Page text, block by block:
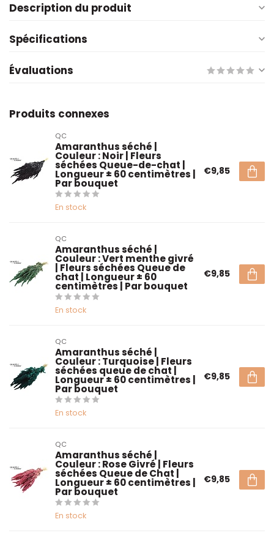
Description du produit
Spécifications
Évaluations
Produits connexes
QC
Amaranthus séché |
Couleur : Noir | Fleurs
séchées Queue-de-chat |
Longueur ± 60 centimètres |
Par bouquet
En stock
€9,85
QC
Amaranthus séché |
Couleur : Vert menthe givré
| Fleurs séchées Queue de
chat | Longueur ± 60
centimètres | Par bouquet
En stock
€9,85
QC
Amaranthus séché |
Couleur : Turquoise | Fleurs
séchées queue de chat |
Longueur ± 60 centimètres |
Par bouquet
En stock
€9,85
QC
Amaranthus séché |
Couleur : Rose Givré | Fleurs
séchées Queue de Chat |
Longueur ± 60 centimètres |
Par bouquet
En stock
€9,85